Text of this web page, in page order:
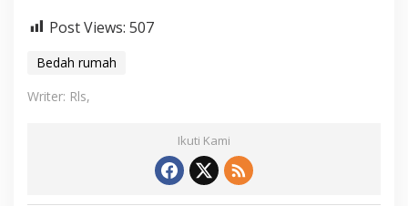
Post Views: 507
Bedah rumah
Writer: Rls,
Ikuti Kami